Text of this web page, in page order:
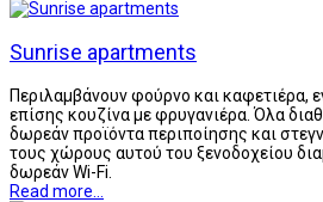
Sunrise apartments
Περιλαμβάνουν φούρνο και καφετιέρα,
επίσης κουζίνα με φρυγανιέρα. Όλα
δωρεάν προϊόντα περιποίησης και
τους χώρους αυτού του ξενοδοχείου
δωρεάν Wi-Fi.
Read more...